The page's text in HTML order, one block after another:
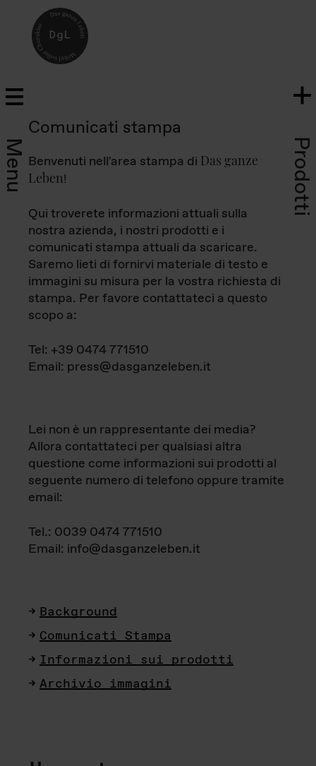
Menu Prodotti
Comunicati stampa
Benvenuti nell'area stampa di Das ganze
Leben!
Qui troverete informazioni attuali sulla
nostra azienda, i nostri prodotti e i
comunicati stampa attuali da scaricare.
Saremo lieti di fornirvi materiale di testo e
immagini su misura per la vostra richiesta di
stampa. Per favore contattateci a questo
scopo a:
Tel: +39 0474 771510
Email: press@dasganzeleben.it
Lei non è un rappresentante dei media?
Allora contattateci per qualsiasi altra
questione come informazioni sui prodotti al
seguente numero di telefono oppure tramite
email:
Tel.: 0039 0474 771510
Email: info@dasganzeleben.it
Background
Comunicati Stampa
Informazioni sui prodotti
Archivio immagini